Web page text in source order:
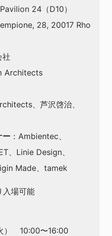
24（D10）
28, 20017 Rho
社
Architects
、芦沢啓治、
ー ：Ambientec、
、Linie Design、
Made、tamek
入場可能
） 10:00〜16:00